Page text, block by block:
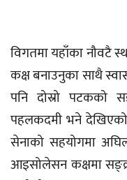
विगतमा यहाँका नौवटै
कक्ष बनाउनुका साथै
पनि दोस्रो पटकको
पहलकदमी भने देखिएको
सेनाको सहयोगमा
आइसोलेसन कक्षमा